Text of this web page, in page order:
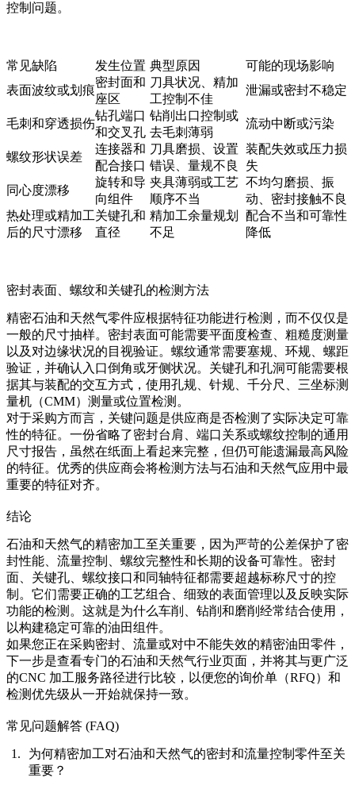
控制问题。
常见缺陷 发生位置 典型原因
可能的现场影响
表面波纹或划痕
密封面和
座区
刀具状况、精加
工控制不佳
泄漏或密封不稳定
毛刺和穿透损伤
钻孔端口
和交叉孔
钻削出口控制或
去毛刺薄弱
流动中断或污染
螺纹形状误差
连接器和
配合接口
刀具磨损、设置
错误、量规不良
装配失效或压力损
失
同心度漂移
旋转和导
向组件
夹具薄弱或工艺
顺序不当
不均匀磨损、振
动、密封接触不良
热处理或精加工
后的尺寸漂移
关键孔和
直径
精加工余量规划
不足
配合不当和可靠性
降低
密封表面、螺纹和关键孔的检测方法
精密石油和天然气零件应根据特征功能进行检测，而不仅仅是
一般的尺寸抽样。密封表面可能需要平面度检查、粗糙度测量
以及对边缘状况的目视验证。螺纹通常需要塞规、环规、螺距
验证，并确认入口倒角或牙侧状况。关键孔和孔洞可能需要根
据其与装配的交互方式，使用孔规、针规、千分尺、三坐标测
量机（CMM）测量或位置检测。
对于采购方而言，关键问题是供应商是否检测了实际决定可靠
性的特征。一份省略了密封台肩、端口关系或螺纹控制的通用
尺寸报告，虽然在纸面上看起来完整，但仍可能遗漏最高风险
的特征。优秀的供应商会将检测方法与石油和天然气应用中最
重要的特征对齐。
结论
石油和天然气的精密加工至关重要，因为严苛的公差保护了密
封性能、流量控制、螺纹完整性和长期的设备可靠性。密封
面、关键孔、螺纹接口和同轴特征都需要超越标称尺寸的控
制。它们需要正确的工艺组合、细致的表面管理以及反映实际
功能的检测。这就是为什么车削、钻削和磨削经常结合使用，
以构建稳定可靠的油田组件。
如果您正在采购密封、流量或对中不能失效的精密油田零件，
下一步是查看专门的石油和天然气行业页面 ，并将其与更广泛
的CNC 加工服务路径进行比较，以便您的询价单（RFQ）和
检测优先级从一开始就保持一致。
常见问题解答 (FAQ)
为何精密加工对石油和天然气的密封和流量控制零件至关
重要？